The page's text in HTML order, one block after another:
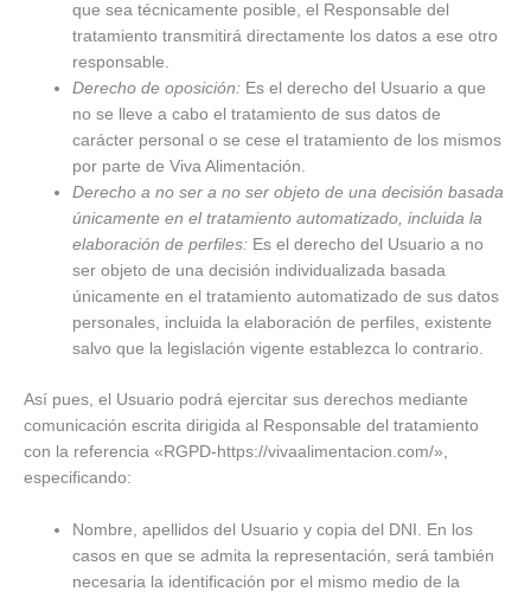
que sea técnicamente posible, el Responsable del
tratamiento transmitirá directamente los datos a ese otro
responsable.
Derecho de oposición: Es el derecho del Usuario a que
no se lleve a cabo el tratamiento de sus datos de
carácter personal o se cese el tratamiento de los mismos
por parte de Viva Alimentación.
Derecho a no ser a no ser objeto de una decisión basada
únicamente en el tratamiento automatizado, incluida la
elaboración de perfiles: Es el derecho del Usuario a no
ser objeto de una decisión individualizada basada
únicamente en el tratamiento automatizado de sus datos
personales, incluida la elaboración de perfiles, existente
salvo que la legislación vigente establezca lo contrario.
Así pues, el Usuario podrá ejercitar sus derechos mediante
comunicación escrita dirigida al Responsable del tratamiento
con la referencia «RGPD-https://vivaalimentacion.com/»,
especificando:
Nombre, apellidos del Usuario y copia del DNI. En los
casos en que se admita la representación, será también
necesaria la identificación por el mismo medio de la